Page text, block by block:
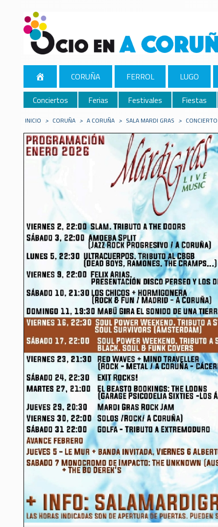
CORUÑA FERROL LUGO
Conciertos
Ferias Festivales Fiestas
INICIO > CORUÑA > A CORUÑA > SALA MARDI GRAS >